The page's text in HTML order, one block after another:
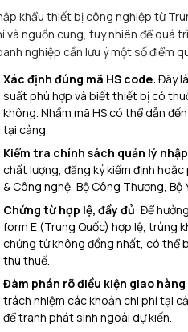
khẩu thiết bị công nghiệp từ
và nguồn cung, tuy nhiên để quá
nghiệp cần lưu ý một số điểm
Xác định đúng mã HS code: Đây
suất phù hợp và biết thiết bị có
không. Nhầm mã HS có thể dẫn
tại cảng.
Kiểm tra chính sách quản lý
chất lượng, đăng ký kiểm định
& Công nghệ, Bộ Công Thương,
Chứng từ hợp lệ, đầy đủ: Để
form E (Trung Quốc) hợp lệ, trùng
chứng từ không đồng nhất, có thể
thu thuế.
Đàm phán rõ điều kiện giao
trách nhiệm các khoản chi phí tại
để tránh phát sinh ngoài dự kiến.